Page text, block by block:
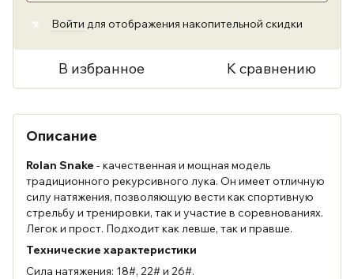
% Войти для отображения накопительной скидки
В избранное К сравнению
Описание
Rolan Snake - качественная и мощная модель
традиционного рекурсивного лука. Он имеет отличную
силу натяжения, позволяющую вести как спортивную
стрельбу и тренировки, так и участие в соревнованиях.
Легок и прост. Подходит как левше, так и правше.
Технические характеристики
Сила натяжения: 18#, 22# и 26#.